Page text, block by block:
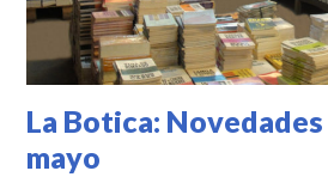
La Botica:
mayo